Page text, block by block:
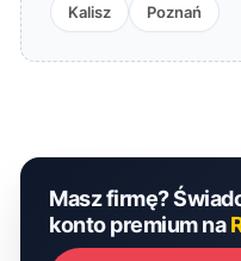
Kalisz Poznań
Masz firmę?
konto premium na